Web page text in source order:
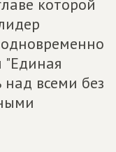
которой
"Единая
над всеми без